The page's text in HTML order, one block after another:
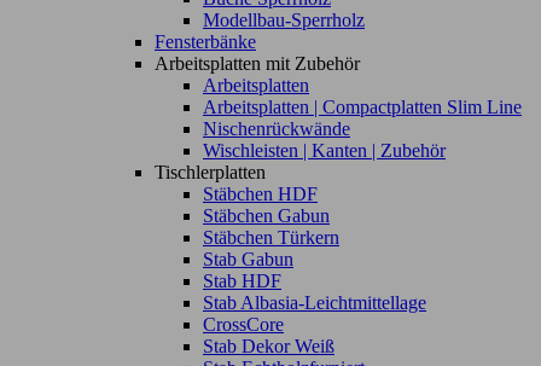
Modellbau-Sperrholz
Fensterbänke
Arbeitsplatten mit Zubehör
Arbeitsplatten
Arbeitsplatten | Compactplatten Slim Line
Nischenrückwände
Wischleisten | Kanten | Zubehör
Tischlerplatten
Stäbchen HDF
Stäbchen Gabun
Stäbchen Türkern
Stab Gabun
Stab HDF
Stab Albasia-Leichtmittellage
CrossCore
Stab Dekor Weiß